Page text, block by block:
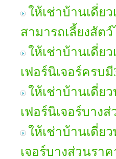
ให้เช่าบ้านเดี่ย
สามารถเลี้ยงสัต
ให้เช่าบ้านเดี่ย
เฟอร์นิเจอร์ครบ
ให้เช่าบ้านเดี่ย
เฟอร์นิเจอร์บาง
ให้เช่าบ้านเดี่ย
เจอร์บางส่วนรา